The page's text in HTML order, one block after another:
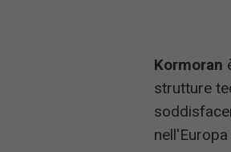
Kormoran
strutture